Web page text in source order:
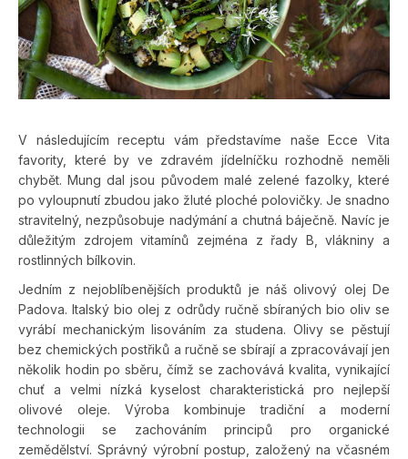
V následujícím receptu vám představíme naše Ecce Vita
favority, které by ve zdravém jídelníčku rozhodně neměli
chybět. Mung dal jsou původem malé zelené fazolky, které
po vyloupnutí zbudou jako žluté ploché polovičky. Je snadno
stravitelný, nezpůsobuje nadýmání a chutná báječně. Navíc je
důležitým zdrojem vitamínů zejména z řady B, vlákniny a
rostlinných bílkovin.
Jedním z nejoblíbenějších produktů je náš olivový olej De
Padova. Italský bio olej z odrůdy ručně sbíraných bio oliv se
vyrábí mechanickým lisováním za studena. Olivy se pěstují
bez chemických postřiků a ručně se sbírají a zpracovávají jen
několik hodin po sběru, čímž se zachovává kvalita, vynikající
chuť a velmi nízká kyselost charakteristická pro nejlepší
olivové oleje. Výroba kombinuje tradiční a moderní
technologii se zachováním principů pro organické
zemědělství. Správný výrobní postup, založený na včasném